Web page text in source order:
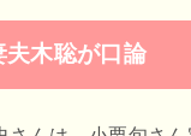
夫木聡が口論